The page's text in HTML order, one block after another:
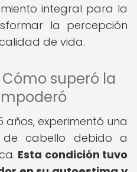
integral para la
la percepción
de vida.
Cómo superó la
años, experimentó una
de cabello debido a
Esta condición tuvo